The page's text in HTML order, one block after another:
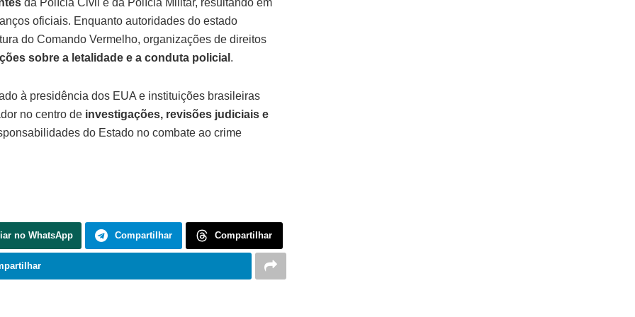
oficiais. Enquanto autoridades do estado
do Comando Vermelho, organizações de direitos
sobre a letalidade e a conduta policial .
à presidência dos EUA e instituições brasileiras
no centro de investigações, revisões judiciais e
do Estado no combate ao crime
no WhatsApp Compartilhar Compartilhar